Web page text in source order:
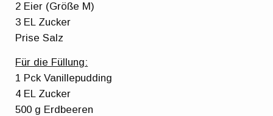
2 Eier (Größe M)
3 EL Zucker
Prise Salz
Für die Füllung:
1 Pck Vanillepudding
4 EL Zucker
500 g Erdbeeren